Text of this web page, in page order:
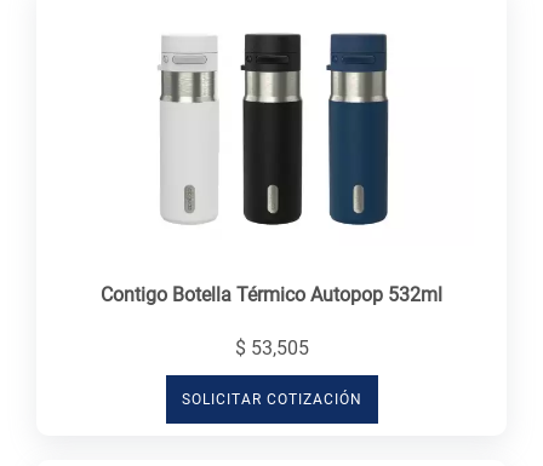
Contigo Botella Térmico Autopop 532ml
$ 53,505
SOLICITAR COTIZACIÓN